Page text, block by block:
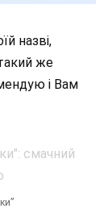
назві,
же
і Вам